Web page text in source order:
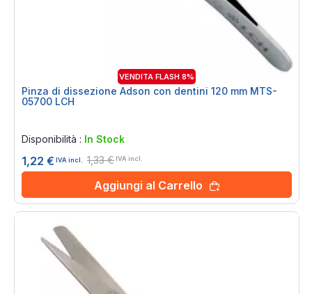
VENDITA FLASH 8%
Pinza di dissezione Adson con dentini 120 mm MTS-
05700 LCH
Disponibilità : In Stock
1,22 € IVA incl. 1,33 € IVA incl.
Aggiungi al Carrello